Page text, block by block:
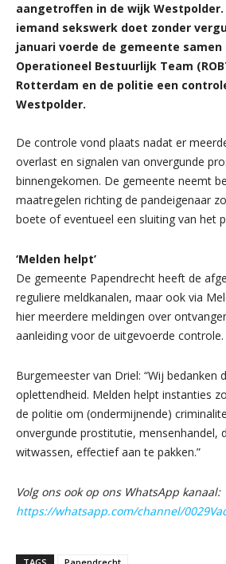
aangetroffen in de wijk
iemand sekswerk doet zonder
januari voerde de gemeente
Operationeel Bestuurlijk Team
Rotterdam en de politie een
Westpolder.
De controle vond plaats nadat er
overlast en signalen van onvergunde
binnengekomen. De gemeente neemt
maatregelen richting de pandeigenaar
boete of eventueel een sluiting van het
‘Melden helpt’
De gemeente Papendrecht heeft de
reguliere meldkanalen, maar ook via
hier meerdere meldingen over
aanleiding voor de uitgevoerde controle.
Burgemeester van Driel: “Wij bedanken
oplettendheid. Melden helpt instanties
de politie om (ondermijnende)
onvergunde prostitutie, mensenhandel,
witwassen, effectief aan te pakken.”
Volg ons ook op ons WhatsApp kanaal:
https://whatsapp.com/channel/